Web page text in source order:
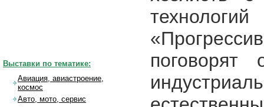
поговорят
Выставки по тематике:
Авиация, авиастроение,
космос
Авто, мото, сервис